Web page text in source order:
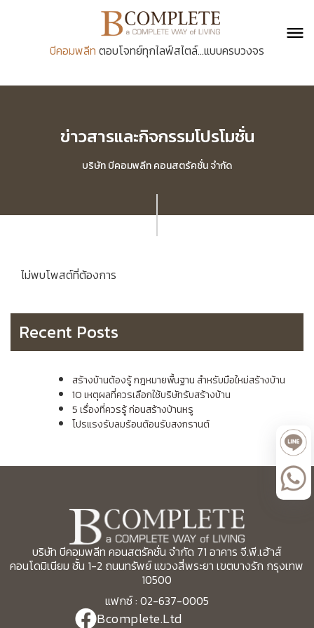
บีคอมพลีท ตอบโจทย์ทุกไลฟ์สไตล์...แบบครบวงจร
ข่าวสารและกิจกรรมโปรโมชั่น
บริษัท บีคอมพลีท คอนสตรัคชั่น จำกัด
ไม่พบโพสต์ที่ต้องการ
Recent Posts
สร้างบ้านต้องรู้ กฎหมายพื้นฐาน สำหรับมือใหม่สร้างบ้าน
10 เหตุผลที่ควรเลือกใช้บริษัทรับสร้างบ้าน
5 เรื่องที่ควรรู้ ก่อนสร้างบ้านหรู
โปรแรงรับลมร้อนต้อนรับสงกรานต์
บริษัท บีคอมพลีท คอนสตรัคชั่น จำกัด 71 อาคาร จี.พี.เฮ้าส์
คอนโดมิเนียม ชั้น 1-2 ถนนทรัพย์ แขวงสี่พระยา เขตบางรัก กรุงเทพ
10500
แฟกซ์ : 02-637-0005
Bcomplete.Ltd